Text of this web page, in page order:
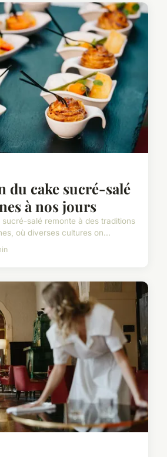
du cake sucré-salé
à nos jours
salé remonte à des traditions
où diverses cultures on...